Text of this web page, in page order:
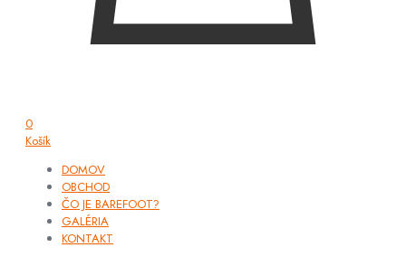
0
Košík
DOMOV
OBCHOD
ČO JE BAREFOOT?
GALÉRIA
KONTAKT